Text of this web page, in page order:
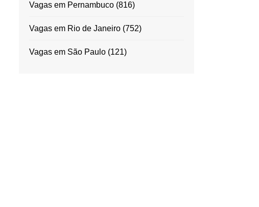
Vagas em Pernambuco(816)
Vagas em Rio de Janeiro(752)
Vagas em São Paulo(121)